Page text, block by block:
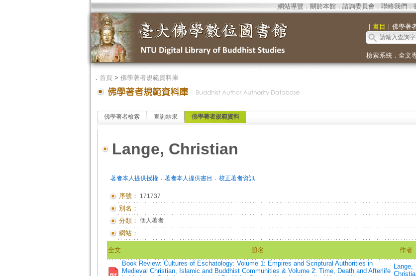
網站導覽 ． 關於本館． 諮詢委員會． 聯絡我們 ．
｜ 書目 ｜ 佛學著
檢索系統． 全文
． 首頁> 佛學著者規範資料庫
佛學著者檢索 查詢結果 佛學著者規範資料
Lange, Christian
著者本人提供授權． 著者本人提供書目 ． 校正著者資訊
序號： 171737
別名：
分類： 個人著者
網站：
全文 題名 作者
Book Review: Cultures of Eschatology: Volume 1: Empires and Scriptural Authorities in
Medieval Christian, Islamic and Buddhist Communities & Volume 2: Time, Death and Afterlife
Lange,